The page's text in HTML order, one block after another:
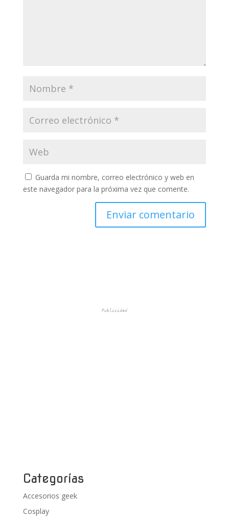
Guarda mi nombre, correo electrónico y web en
este navegador para la próxima vez que comente.
Publicidad
Categorías
Accesorios geek
Cosplay